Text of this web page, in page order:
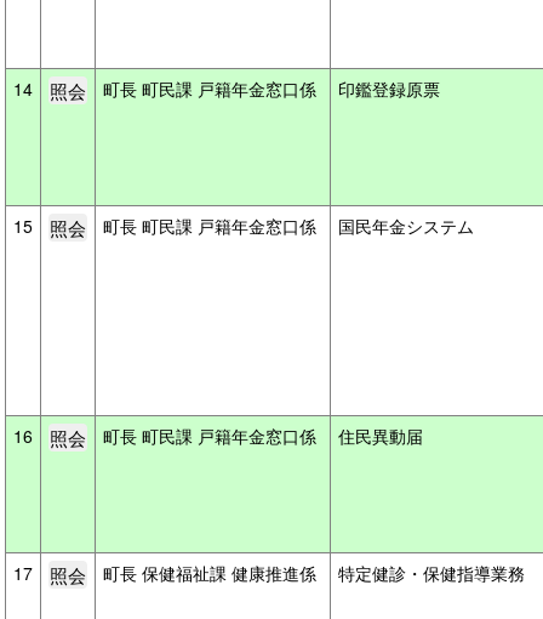
14 町長 町民課 戸籍年金窓口係 印鑑登録原票
15 町長 町民課 戸籍年金窓口係 国民年金システム
16 町長 町民課 戸籍年金窓口係 住民異動届
17 町長 保健福祉課 健康推進係 特定健診・保健指導業務